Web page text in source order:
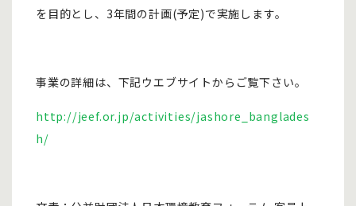
を目的とし、3年間の計画(予定)で実施します。
事業の詳細は、下記ウエブサイトからご覧下さい。
http://jeef.or.jp/activities/jashore_banglades
h/